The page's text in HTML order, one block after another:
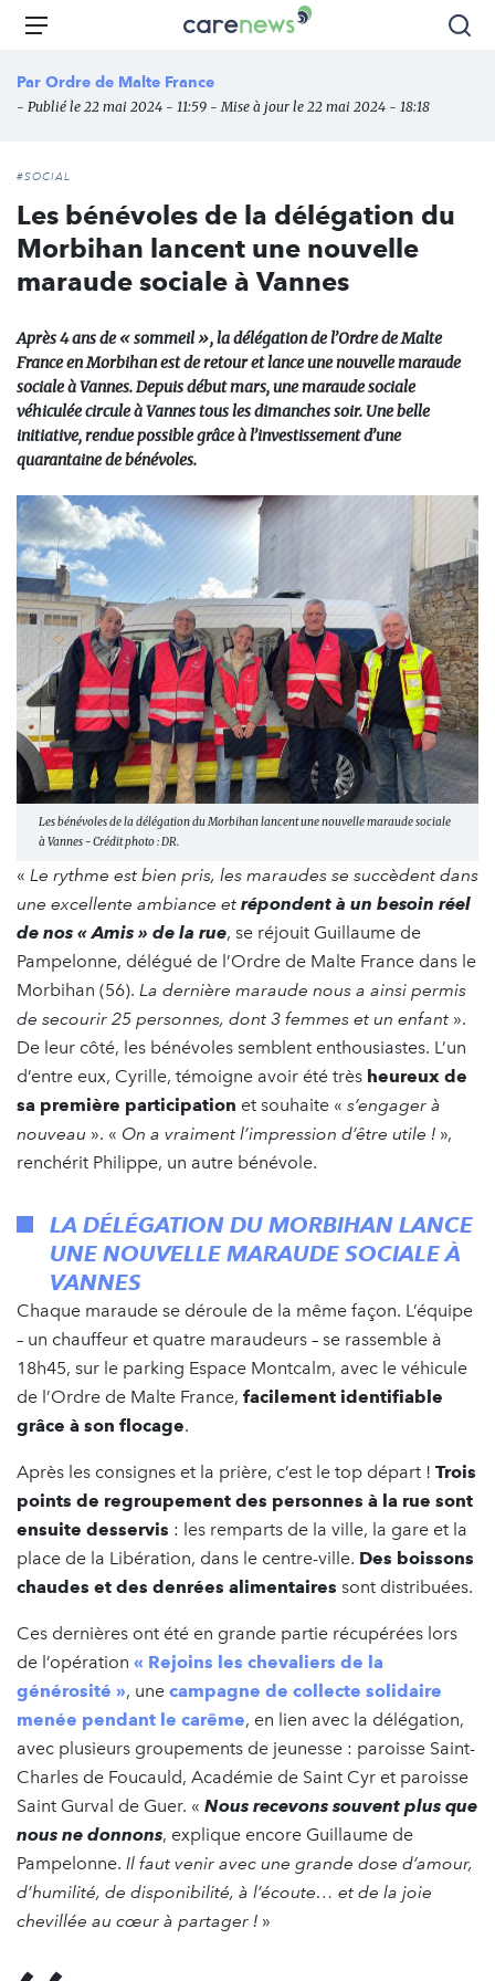
Aller
principal
Carenews,
des
Menu
Par Ordre de Malte France
- Publié le 22 mai 2024 - 11:59 - Mise à jour le 22 mai 2024 - 18:18
#SOCIAL
Les bénévoles de la délégation du
Morbihan lancent une nouvelle
maraude sociale à Vannes
Après 4 ans de « sommeil », la délégation de l’Ordre de Malte
France en Morbihan est de retour et lance une nouvelle maraude
sociale à Vannes. Depuis début mars, une maraude sociale
véhiculée circule à Vannes tous les dimanches soir. Une belle
initiative, rendue possible grâce à l’investissement d’une
quarantaine de bénévoles.
Les bénévoles de la délégation du Morbihan lancent une nouvelle maraude sociale
à Vannes - Crédit photo : DR.
« Le rythme est bien pris, les maraudes se succèdent dans
une excellente ambiance et répondent à un besoin réel
de nos « Amis » de la rue, se réjouit Guillaume de
Pampelonne, délégué de l’Ordre de Malte France dans le
Morbihan (56). La dernière maraude nous a ainsi permis
de secourir 25 personnes, dont 3 femmes et un enfant ».
De leur côté, les bénévoles semblent enthousiastes. L’un
d’entre eux, Cyrille, témoigne avoir été très heureux de
sa première participation et souhaite « s’engager à
nouveau ». « On a vraiment l’impression d’être utile ! »,
renchérit Philippe, un autre bénévole.
LA DÉLÉGATION DU MORBIHAN LANCE
UNE NOUVELLE MARAUDE SOCIALE À
VANNES
Chaque maraude se déroule de la même façon. L’équipe
– un chauffeur et quatre maraudeurs – se rassemble à
18h45, sur le parking Espace Montcalm, avec le véhicule
de l’Ordre de Malte France, facilement identifiable
grâce à son flocage.
Après les consignes et la prière, c’est le top départ ! Trois
points de regroupement des personnes à la rue sont
ensuite desservis : les remparts de la ville, la gare et la
place de la Libération, dans le centre-ville. Des boissons
chaudes et des denrées alimentaires sont distribuées.
Ces dernières ont été en grande partie récupérées lors
de l’opération « Rejoins les chevaliers de la
générosité », une campagne de collecte solidaire
menée pendant le carême, en lien avec la délégation,
avec plusieurs groupements de jeunesse : paroisse Saint-
Charles de Foucauld, Académie de Saint Cyr et paroisse
Saint Gurval de Guer. « Nous recevons souvent plus que
nous ne donnons, explique encore Guillaume de
Pampelonne. Il faut venir avec une grande dose d’amour,
d’humilité, de disponibilité, à l’écoute… et de la joie
chevillée au cœur à partager ! »